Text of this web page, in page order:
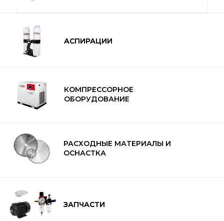
АСПИРАЦИИ
ЗАПЧАСТИ
АСПИРАЦИИ
РАСХОДНЫЕ МАТЕРИАЛЫ И
ОСНАСТКА
КОМПРЕССОРНОЕ
ОБОРУДОВАНИЕ
ЗАПЧАСТИ